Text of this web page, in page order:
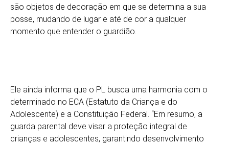
são objetos de decoração em que se determina a sua
posse, mudando de lugar e até de cor a qualquer
momento que entender o guardião.
Ele ainda informa que o PL busca uma harmonia com o
determinado no ECA (Estatuto da Criança e do
Adolescente) e a Constituição Federal. “Em resumo, a
guarda parental deve visar a proteção integral de
crianças e adolescentes, garantindo desenvolvimento